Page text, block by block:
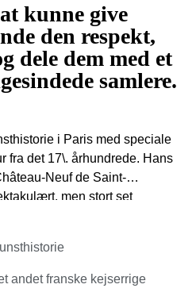
kunne give
den respekt,
dele dem med et
samlere.
i Paris med speciale
fra det 17\. århundrede. Hans
Neuf de Saint-
men stort set
at rekonstruere via gamle
hans appetit for
flyttede Florentin til
andet franske kejserrige